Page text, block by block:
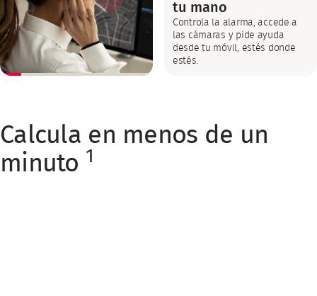
tu mano
Controla la alarma, accede a
las cámaras y pide ayuda
desde tu móvil, estés donde
estés.
Calcula en menos de un
minuto 1